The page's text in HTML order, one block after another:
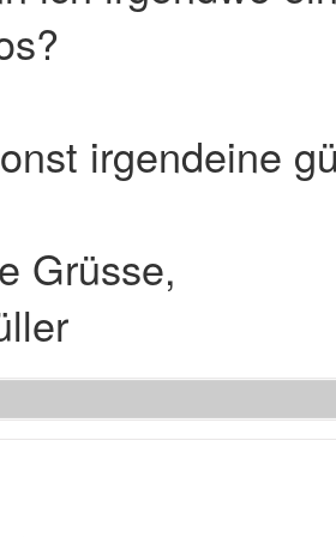
irgendeine
Grüsse,